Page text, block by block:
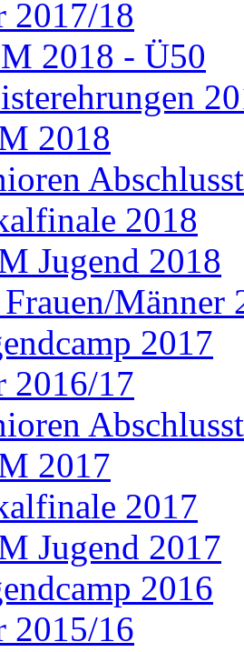
2017/18
2018 - Ü50
2018
2018
Jugend 2018
Männer
2017
2016/17
2017
2017
Jugend 2017
2016
2015/16